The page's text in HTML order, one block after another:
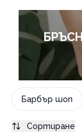
Барбър шоп
Сортиране